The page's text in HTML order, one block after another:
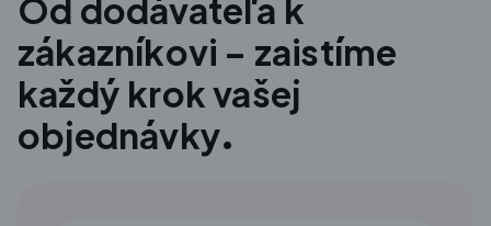
Od dodávateľa k
zákazníkovi – zaistíme
každý krok vašej
objednávky.